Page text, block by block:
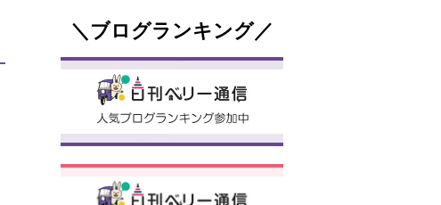
＼ブログランキング／